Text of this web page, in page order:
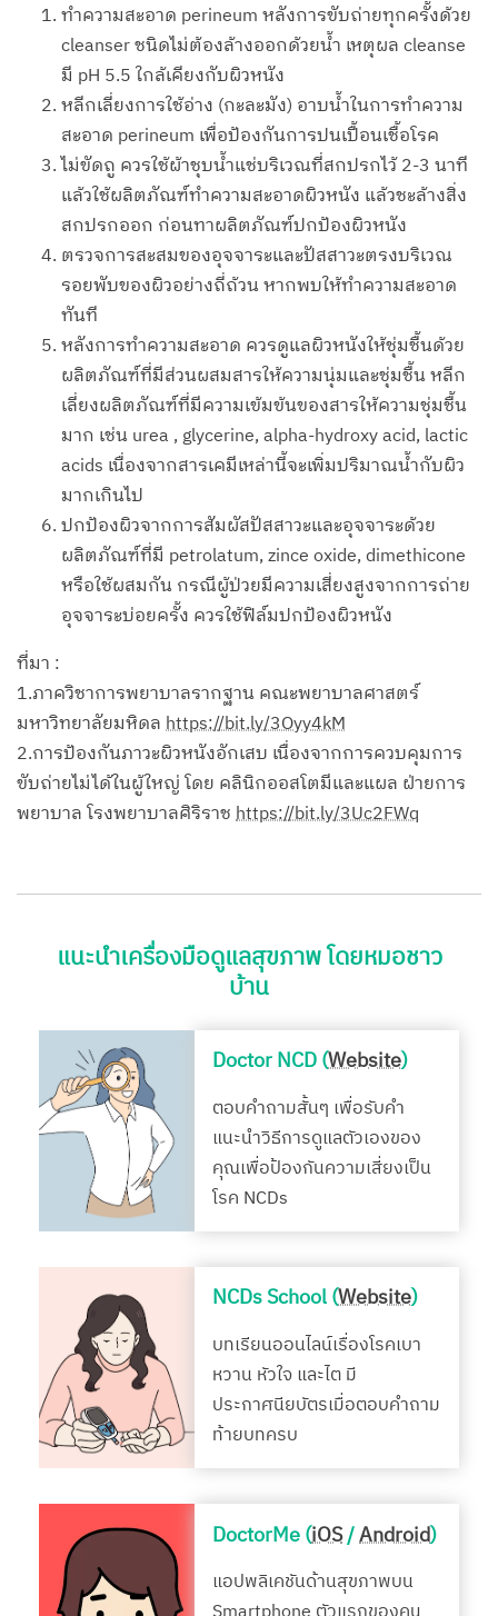
ทำความสะอาด perineum หลังการขับถ่ายทุกครั้งด้วย
cleanser ชนิดไม่ต้องล้างออกด้วยน้ำ เหตุผล cleanse
มี pH 5.5 ใกล้เคียงกับผิวหนัง
หลีกเลี่ยงการใช้อ่าง (กะละมัง) อาบน้ำในการทำความ
สะอาด perineum เพื่อป้องกันการปนเปื้อนเชื้อโรค
ไม่ขัดถู ควรใช้ผ้าชุบน้ำแช่บริเวณที่สกปรกไว้ 2-3 นาที
แล้วใช้ผลิตภัณฑ์ทำความสะอาดผิวหนัง แล้วชะล้างสิ่ง
สกปรกออก ก่อนทาผลิตภัณฑ์ปกป้องผิวหนัง
ตรวจการสะสมของอุจจาระและปัสสาวะตรงบริเวณ
รอยพับของผิวอย่างถี่ถ้วน หากพบให้ทำความสะอาด
ทันที
หลังการทำความสะอาด ควรดูแลผิวหนังให้ชุ่มชื้นด้วย
ผลิตภัณฑ์ที่มีส่วนผสมสารให้ความนุ่มและชุ่มชื้น หลีก
เลี่ยงผลิตภัณฑ์ที่มีความเข้มข้นของสารให้ความชุ่มชื้น
มาก เช่น urea , glycerine, alpha-hydroxy acid, lactic
acids เนื่องจากสารเคมีเหล่านี้จะเพิ่มปริมาณน้ำกับผิว
มากเกินไป
ปกป้องผิวจากการสัมผัสปัสสาวะและอุจจาระด้วย
ผลิตภัณฑ์ที่มี petrolatum, zince oxide, dimethicone
หรือใช้ผสมกัน กรณีผู้ป่วยมีความเสี่ยงสูงจากการถ่าย
อุจจาระบ่อยครั้ง ควรใช้ฟิล์มปกป้องผิวหนัง
ที่มา :
1.ภาควิชาการพยาบาลรากฐาน คณะพยาบาลศาสตร์
มหาวิทยาลัยมหิดลhttps://bit.ly/3Oyy4kM
2.การป้องกันภาวะผิวหนังอักเสบ เนื่องจากการควบคุมการ
ขับถ่ายไม่ได้ในผู้ใหญ่ โดย คลินิกออสโตมีและแผล ฝ่ายการ
พยาบาล โรงพยาบาลศิริราชhttps://bit.ly/3Uc2FWq
แนะนำเครื่องมือดูแลสุขภาพ โดยหมอชาว
บ้าน
Doctor NCD (Website)
ตอบคำถามสั้นๆ เพื่อรับคำ
แนะนำวิธีการดูแลตัวเองของ
คุณเพื่อป้องกันความเสี่ยงเป็น
โรค NCDs
NCDs School (Website)
บทเรียนออนไลน์เรื่องโรคเบา
หวาน หัวใจ และไต มี
ประกาศนียบัตรเมื่อตอบคำถาม
ท้ายบทครบ
DoctorMe (iOS/Android)
แอปพลิเคชันด้านสุขภาพบน